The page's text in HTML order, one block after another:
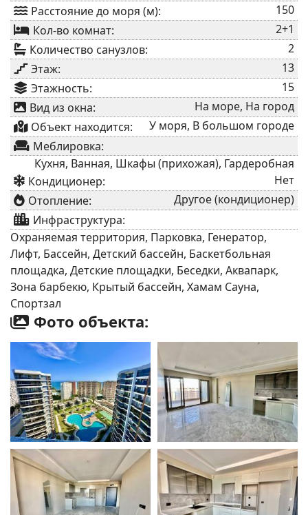
Расстояние до моря (м):
150
Кол-во комнат:
2+1
Количество санузлов:
2
Этаж:
13
Этажность:
15
Вид из окна:
На море, На город
Объект находится:
У моря, В большом городе
Меблировка:
Кухня, Ванная, Шкафы (прихожая), Гардеробная
Кондиционер:
Нет
Отопление:
Другое (кондиционер)
Инфраструктура:
Охраняемая территория, Парковка, Генератор,
Лифт, Бассейн, Детский бассейн, Баскетбольная
площадка, Детские площадки, Беседки, Аквапарк,
Зона барбекю, Крытый бассейн, Хамам Сауна,
Спортзал
Фото объекта: